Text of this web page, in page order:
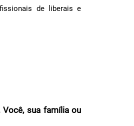
de liberais e
sua família ou